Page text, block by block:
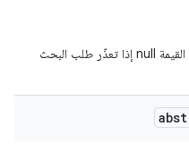
تعرِض هذه السمة عنوان MAC للجهاز، أو القيمة null إذا تعذّر طلب البحث